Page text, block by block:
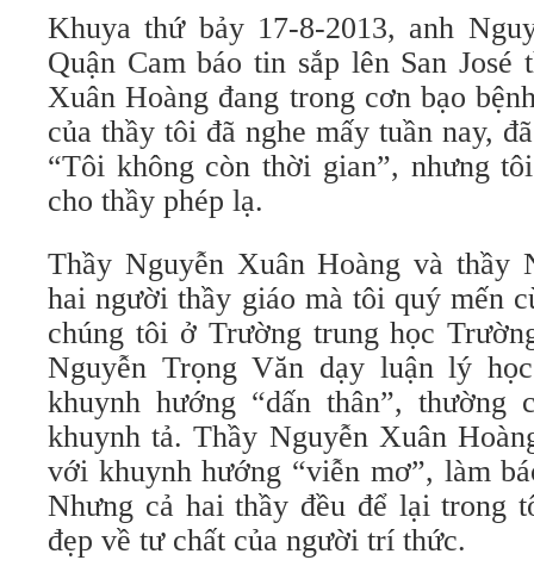
Khuya thứ bảy 17-8-2013, anh
Quận Cam báo tin sắp lên San José
Xuân Hoàng đang trong cơn bạo
của thầy tôi đã nghe mấy tuần nay,
“Tôi không còn thời gian”, nhưng
cho thầy phép lạ.
Thầy Nguyễn Xuân Hoàng và thầy
hai người thầy giáo mà tôi quý mến
chúng tôi ở Trường trung học
Nguyễn Trọng Văn dạy luận lý
khuynh hướng “dấn thân”, thường
khuynh tả. Thầy Nguyễn Xuân
với khuynh hướng “viễn mơ”, làm
Nhưng cả hai thầy đều để lại trong
đẹp về tư chất của người trí thức.